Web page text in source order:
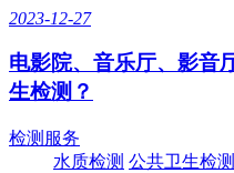
2023-12-27
电影院、音乐厅、影音
生检测？
检测服务
水质检测 公共卫生检测